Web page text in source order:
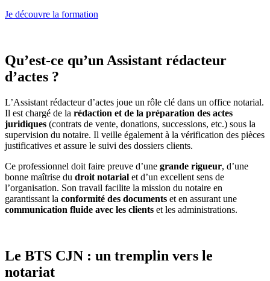
Je découvre la formation
Qu’est-ce qu’un Assistant rédacteur
d’actes ?
L’Assistant rédacteur d’actes joue un rôle clé dans un office notarial.
Il est chargé de la rédaction et de la préparation des actes
juridiques (contrats de vente, donations, successions, etc.) sous la
supervision du notaire. Il veille également à la vérification des pièces
justificatives et assure le suivi des dossiers clients.
Ce professionnel doit faire preuve d’une grande rigueur, d’une
bonne maîtrise du droit notarial et d’un excellent sens de
l’organisation. Son travail facilite la mission du notaire en
garantissant la conformité des documents et en assurant une
communication fluide avec les clients et les administrations.
Le BTS CJN : un tremplin vers le
notariat